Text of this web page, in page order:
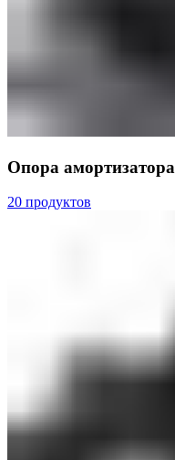
Опора амортизатора
20 продуктов